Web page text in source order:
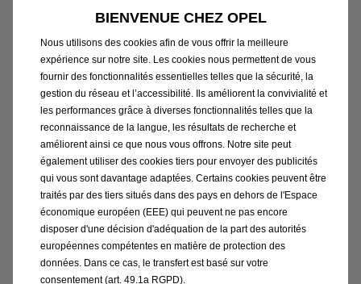
Age du véhicule
8 ans
Devis de Remise en État
4 600 €
Valeur Résiduelle
3 900 €
dans ce cas précis, Opel peut donc prendre en
charge jusqu’à 700 € dans la remise en état de
votre véhicule, ceci afin de vous permettre de
reprendre la route !
BIENVENUE CHEZ OPEL
Nous utilisons des cookies afin de vous offrir la meilleure
expérience sur notre site. Les cookies nous permettent de vous
fournir des fonctionnalités essentielles telles que la sécurité, la
gestion du réseau et l’accessibilité. Ils améliorent la convivialité et
les performances grâce à diverses fonctionnalités telles que la
reconnaissance de la langue, les résultats de recherche et
améliorent ainsi ce que nous vous offrons. Notre site peut
également utiliser des cookies tiers pour envoyer des publicités
qui vous sont davantage adaptées. Certains cookies peuvent être
traités par des tiers situés dans des pays en dehors de l'Espace
économique européen (EEE) qui peuvent ne pas encore
disposer d'une décision d'adéquation de la part des autorités
européennes compétentes en matière de protection des
données. Dans ce cas, le transfert est basé sur votre
consentement (art. 49.1a RGPD).